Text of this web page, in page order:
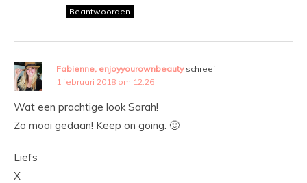
Beantwoorden
Fabienne, enjoyyourownbeauty schreef:
1 februari 2018 om 12:26
Wat een prachtige look Sarah!
Zo mooi gedaan! Keep on going. 🙂
Liefs
X